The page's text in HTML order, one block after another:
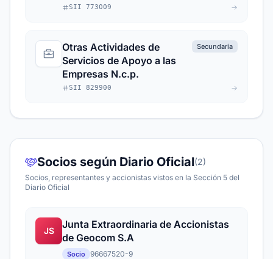
SII 773009
Otras Actividades de
Servicios de Apoyo a las
Empresas N.c.p.
Secundaria
SII 829900
Socios según Diario Oficial(2)
Socios, representantes y accionistas vistos en la Sección 5 del
Diario Oficial
JS
Junta Extraordinaria de Accionistas
de Geocom S.A
Socio 96667520-9